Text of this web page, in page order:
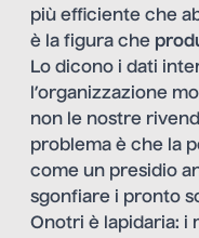
più efficiente che
è la figura che
Lo dicono i dati
l’organizzazione
non le nostre
problema è che la
come un presidio
sgonfiare i pronto
Onotri è lapidaria: i